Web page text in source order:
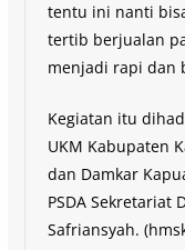
tentu ini nanti
tertib berjualan
menjadi rapi dan
Kegiatan itu
UKM Kabupaten
dan Damkar
PSDA Sekretariat
Safriansyah.